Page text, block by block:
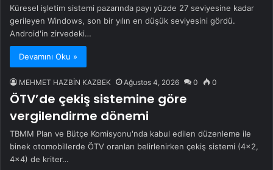
Küresel işletim sistemi pazarında payı yüzde 27 seviyesine kadar
gerileyen Windows, son bir yılın en düşük seviyesini gördü.
Android'in zirvedeki…
Devamını Oku »
MEHMET HAZBİN KAZBEK Ağustos 4, 2026 0 0
ÖTV’de çekiş sistemine göre
vergilendirme dönemi
TBMM Plan ve Bütçe Komisyonu'nda kabul edilen düzenleme ile
binek otomobillerde ÖTV oranları belirlenirken çekiş sistemi (4x2,
4x4) de kriter…